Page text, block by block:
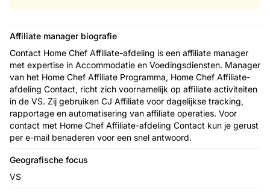
Affiliate manager biografie
Contact Home Chef Affiliate-afdeling is een affiliate manager
met expertise in Accommodatie en Voedingsdiensten. Manager
van het Home Chef Affiliate Programma, Home Chef Affiliate-
afdeling Contact, richt zich voornamelijk op affiliate activiteiten
in de VS. Zij gebruiken CJ Affiliate voor dagelijkse tracking,
rapportage en automatisering van affiliate operaties. Voor
contact met Home Chef Affiliate-afdeling Contact kun je gerust
per e-mail benaderen voor een snel antwoord.
Geografische focus
VS